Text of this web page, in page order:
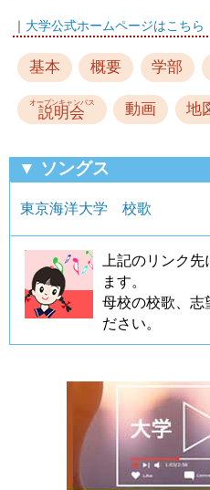
｜ 大学公式ホームページはこちら
基本 概要 学部
オープンキャンパス
説明会 動画 地
▼ ソングス
東京海洋大学 校歌
上記のリンク
ます。
母校の校歌、志
ださい。